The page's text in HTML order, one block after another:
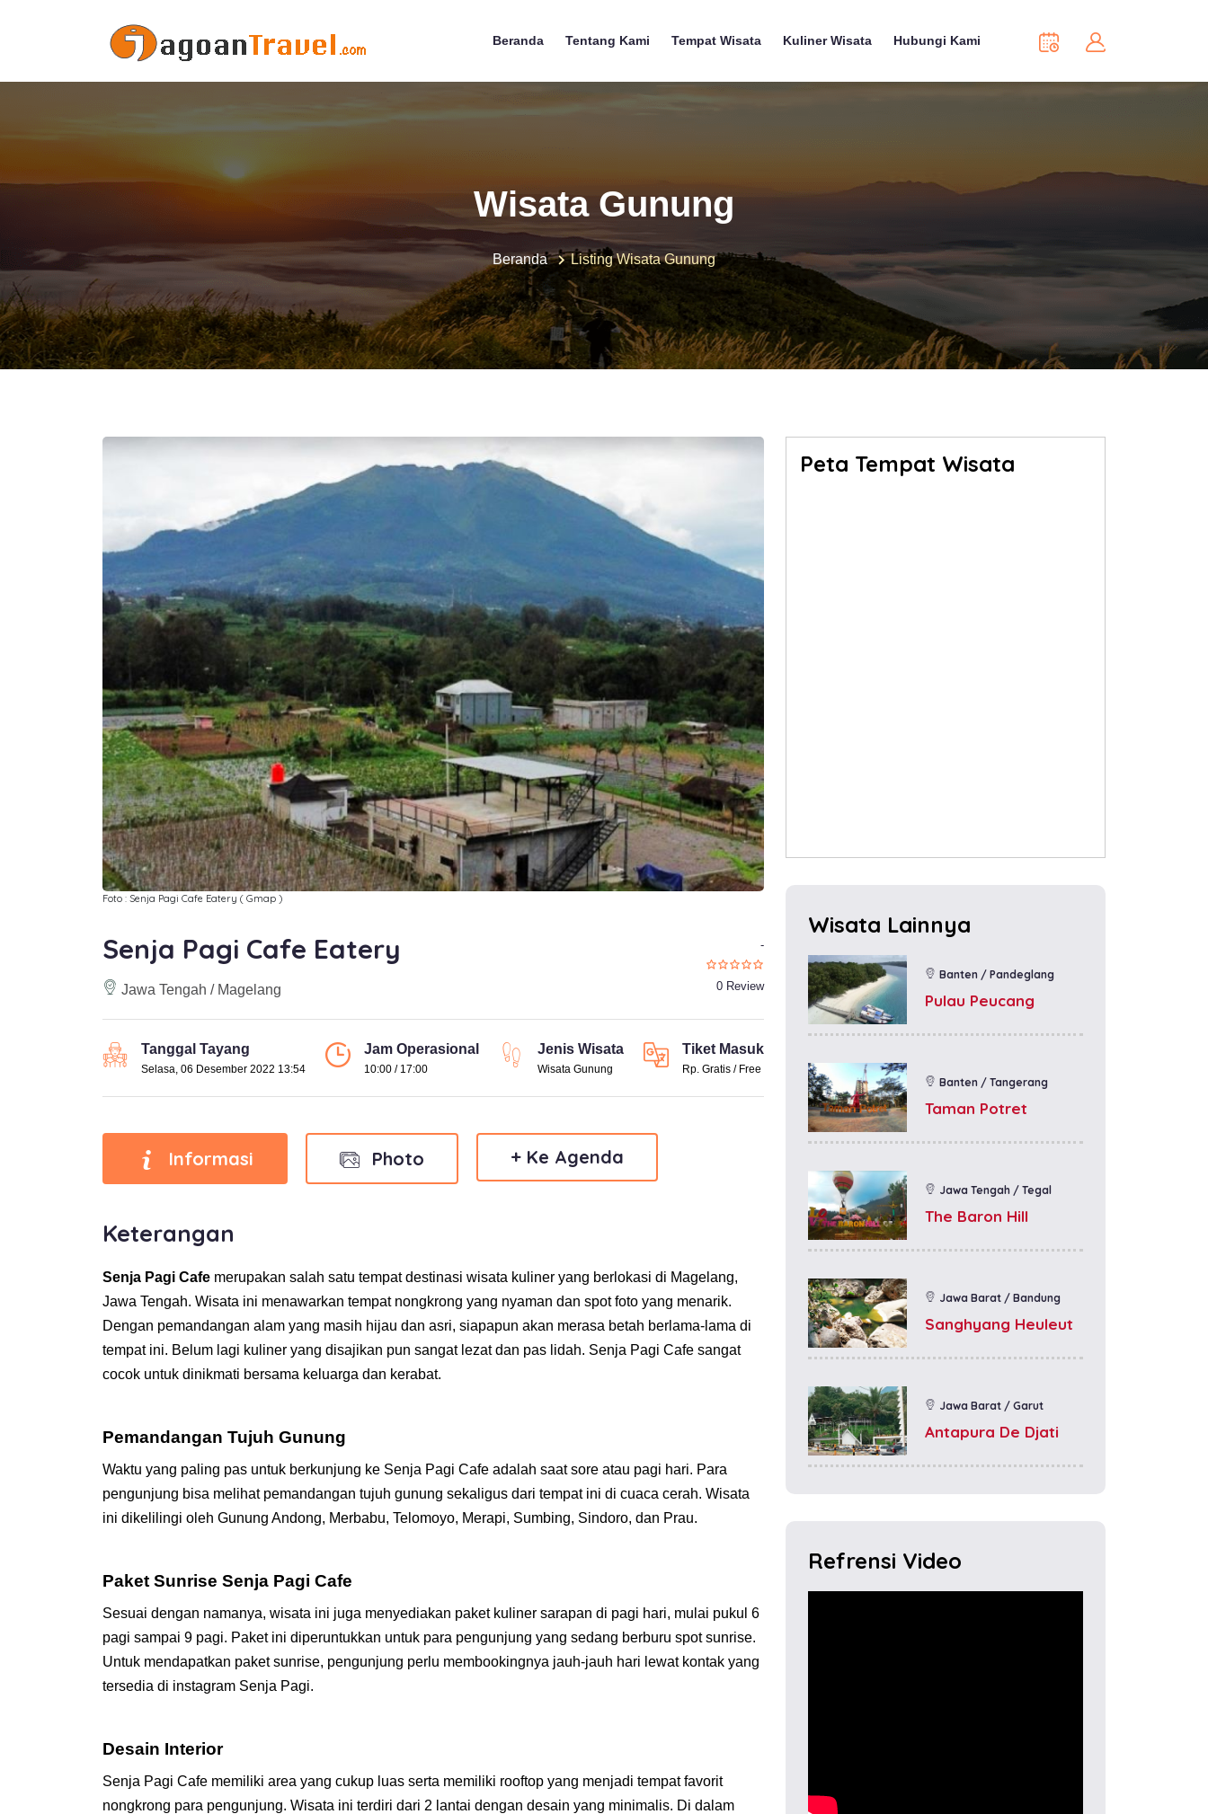
Beranda Tentang Kami Tempat Wisata Kuliner Wisata Hubungi Kami
Wisata Gunung
Beranda Listing Wisata Gunung
Foto : Senja Pagi Cafe Eatery ( Gmap )
Senja Pagi Cafe Eatery
Jawa Tengah / Magelang
-
0 Review
Tanggal Tayang
Selasa, 06 Desember 2022 13:54
Jam Operasional
10:00 / 17:00
Jenis Wisata
Wisata Gunung
Tiket Masuk
Rp. Gratis / Free
Informasi Photo + Ke Agenda
Keterangan
Senja Pagi Cafe merupakan salah satu tempat destinasi wisata kuliner yang berlokasi di Magelang,
Jawa Tengah. Wisata ini menawarkan tempat nongkrong yang nyaman dan spot foto yang menarik.
Dengan pemandangan alam yang masih hijau dan asri, siapapun akan merasa betah berlama-lama di
tempat ini. Belum lagi kuliner yang disajikan pun sangat lezat dan pas lidah. Senja Pagi Cafe sangat
cocok untuk dinikmati bersama keluarga dan kerabat.
Pemandangan Tujuh Gunung
Waktu yang paling pas untuk berkunjung ke Senja Pagi Cafe adalah saat sore atau pagi hari. Para
pengunjung bisa melihat pemandangan tujuh gunung sekaligus dari tempat ini di cuaca cerah. Wisata
ini dikelilingi oleh Gunung Andong, Merbabu, Telomoyo, Merapi, Sumbing, Sindoro, dan Prau.
Paket Sunrise Senja Pagi Cafe
Sesuai dengan namanya, wisata ini juga menyediakan paket kuliner sarapan di pagi hari, mulai pukul 6
pagi sampai 9 pagi. Paket ini diperuntukkan untuk para pengunjung yang sedang berburu spot sunrise.
Untuk mendapatkan paket sunrise, pengunjung perlu membookingnya jauh-jauh hari lewat kontak yang
tersedia di instagram Senja Pagi.
Desain Interior
Senja Pagi Cafe memiliki area yang cukup luas serta memiliki rooftop yang menjadi tempat favorit
nongkrong para pengunjung. Wisata ini terdiri dari 2 lantai dengan desain yang minimalis. Di dalam
Peta Tempat Wisata
Wisata Lainnya
Banten / Pandeglang
Pulau Peucang
Banten / Tangerang
Taman Potret
Jawa Tengah / Tegal
The Baron Hill
Jawa Barat / Bandung
Sanghyang Heuleut
Jawa Barat / Garut
Antapura De Djati
Refrensi Video